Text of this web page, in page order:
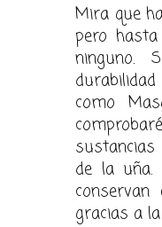
Mira que
pero
ninguno.
como
de la uña.
gracias a